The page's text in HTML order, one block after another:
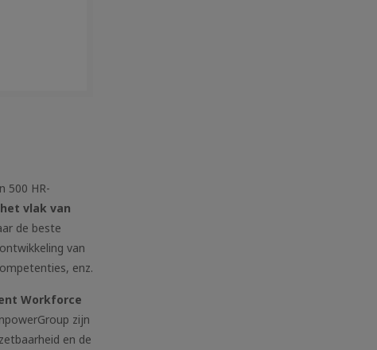
500 HR-
vlak van
de beste
van
enz.
Workforce
zijn
en de